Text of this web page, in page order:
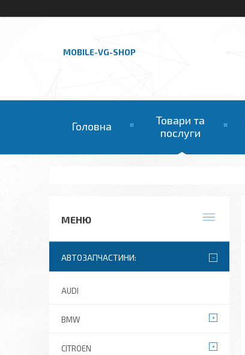
MOBILE-VG-SHOP
Головна
Товари та
послуги
АВТОЗАПЧАСТИНИ:
AUDI
BMW
CITROEN